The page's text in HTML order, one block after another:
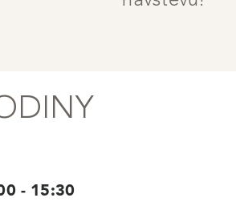
- 15:30